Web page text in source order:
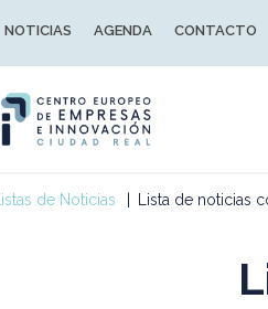
NOTICIAS AGENDA CONTACTO
Listas de Noticias Lista de noticias